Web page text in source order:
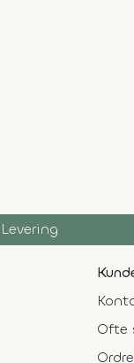
Ofte